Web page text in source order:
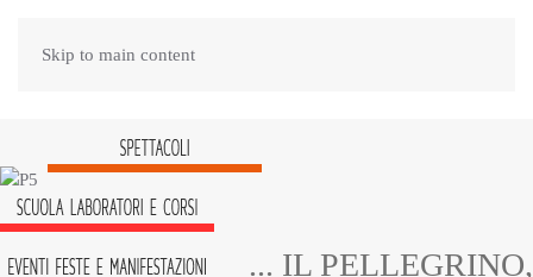
Skip to main content
... IL PELLEGRINO,